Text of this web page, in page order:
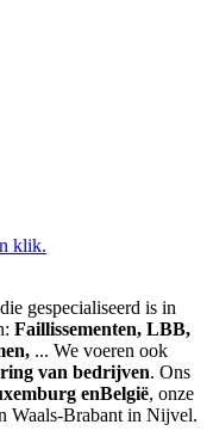
gespecialiseerd is in
Faillissementen, LBB,
... We voeren ook
van bedrijven. Ons
enBelgië, onze
Waals-Brabant in Nijvel.